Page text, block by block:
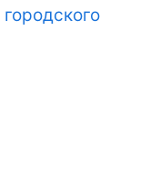
городского